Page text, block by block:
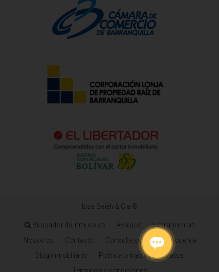
Issa Saieh & Cia ©
Buscador de inmuebles Avalúos
Herramientas
Nosotros
Contacto
Consulte su estado de cuenta
Blog inmobiliario
Política privacidad de datos